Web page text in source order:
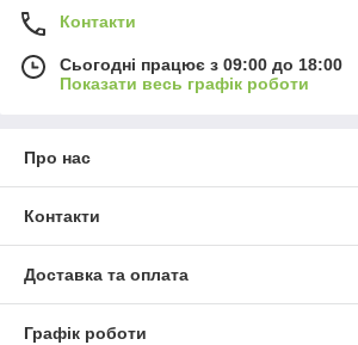
Контакти
Сьогодні працює з 09:00 до 18:00
Показати весь графік роботи
Про нас
Контакти
Доставка та оплата
Графік роботи